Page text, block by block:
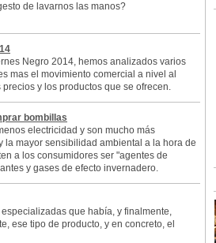
de lavarnos las manos?
Negro 2014, hemos analizados varios
mas el movimiento comercial a nivel al
y los productos que se ofrecen.
bombillas
electricidad y son mucho más
la mayor sensibilidad ambiental a la hora de
a los consumidores ser "agentes de
y gases de efecto invernadero.
que había, y finalmente,
ese tipo de producto, y en concreto, el